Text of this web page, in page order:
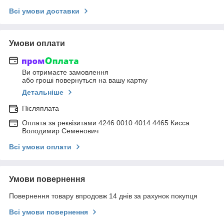
Всі умови доставки
Умови оплати
Ви отримаєте замовлення
або гроші повернуться на вашу картку
Детальніше
Післяплата
Оплата за реквізитами 4246 0010 4014 4465 Кисса
Володимир Семенович
Всі умови оплати
Умови повернення
Повернення товару впродовж 14 днів за рахунок покупця
Всі умови повернення